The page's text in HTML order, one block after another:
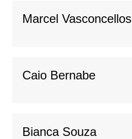
Marcel Vasconcellos
Caio Bernabe
Bianca Souza